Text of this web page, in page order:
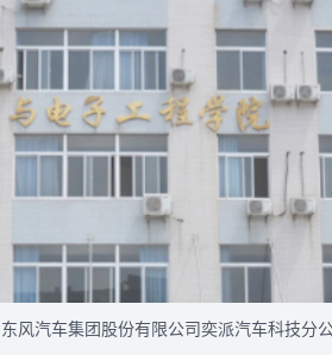
风汽车集团股份有限公司奕派汽车科技分